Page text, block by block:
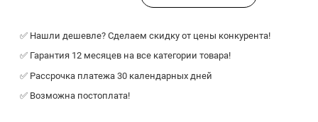
✅ Нашли дешевле? Сделаем скидку от цены конкурента!
✅ Гарантия 12 месяцев на все категории товара!
✅ Рассрочка платежа 30 календарных дней
✅ Возможна постоплата!